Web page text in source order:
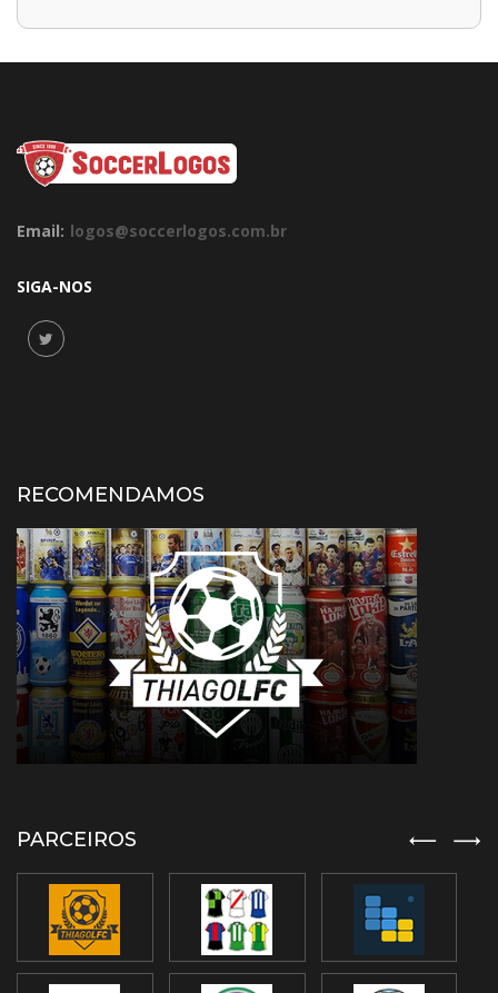
Email: logos@soccerlogos.com.br
SIGA-NOS
RECOMENDAMOS
PARCEIROS